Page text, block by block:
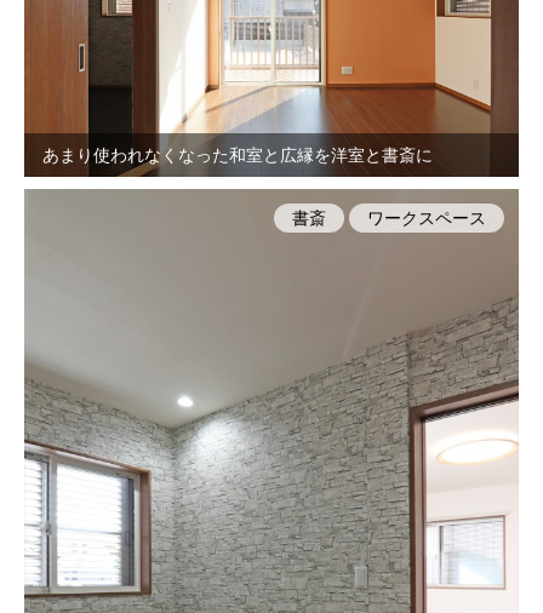
あまり使われなくなった和室と広縁を洋室と書斎に
書斎 ワークスペース